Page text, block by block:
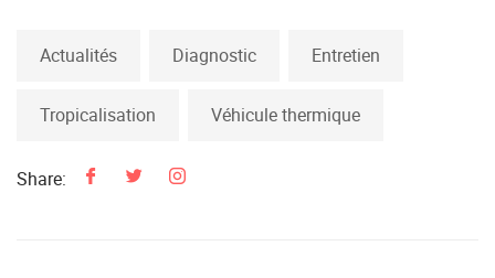
Actualités Diagnostic Entretien
Tropicalisation Véhicule thermique
Share: